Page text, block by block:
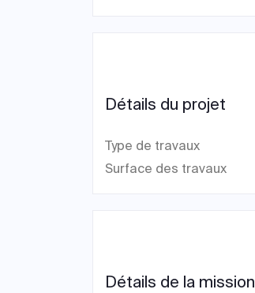
Détails du projet
Type de travaux
Surface des travaux
Détails de la mission